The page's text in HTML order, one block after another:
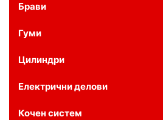
Брави
Гуми
Цилиндри
Електрични делови
Кочен систем